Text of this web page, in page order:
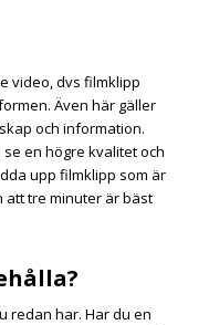
video, dvs filmklipp
Även här gäller
och information.
en högre kvalitet och
upp filmklipp som är
att tre minuter är bäst
redan har. Har du en